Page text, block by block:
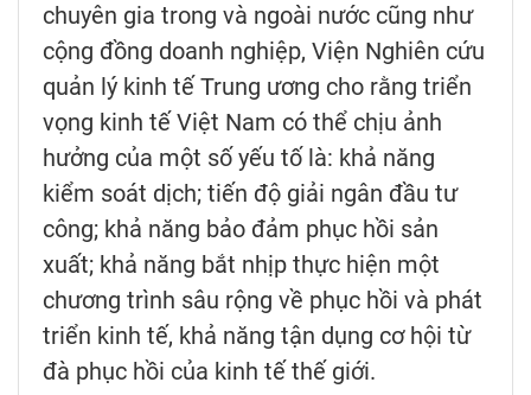
chuyên gia trong và ngoài nước cũng như
cộng đồng doanh nghiệp, Viện Nghiên cứu
quản lý kinh tế Trung ương cho rằng triển
vọng kinh tế Việt Nam có thể chịu ảnh
hưởng của một số yếu tố là: khả năng
kiểm soát dịch; tiến độ giải ngân đầu tư
công; khả năng bảo đảm phục hồi sản
xuất; khả năng bắt nhịp thực hiện một
chương trình sâu rộng về phục hồi và phát
triển kinh tế, khả năng tận dụng cơ hội từ
đà phục hồi của kinh tế thế giới.